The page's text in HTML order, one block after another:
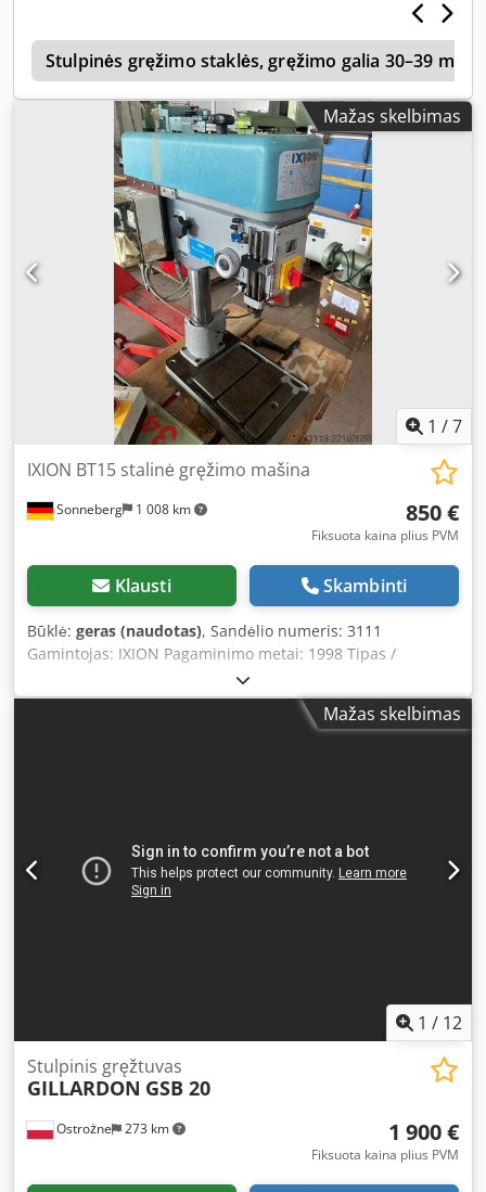
Stulpinės gręžimo staklės, gręžimo galia 30–39 mm
Mažas skelbimas
1 /7
Sonneberg 1 008 km
IXION BT15 stalinė gręžimo mašina
850 €
Fiksuota kaina plius PVM
Klausti Skambinti
Būklė: geras (naudotas), Sandėlio numeris: 3111
Gamintojas: IXION Pagaminimo metai: 1998 Tipas /
Modelis: BT 15 Mašinos numeris: 186477 Gręžimo galia: iki
16 mm Dwedpfx Aezcuzaoamoa Veleno tvirtinimas:
griebtuvas B16 Sūkių diapazonas: 480 – 3 800 aps./min.
x 700 mm
Mažas skelbimas
1 / 12
Ostrożne 273 km
Stulpinis gręžtuvas
GILLARDON GSB 20
1 900 €
Fiksuota kaina plius PVM